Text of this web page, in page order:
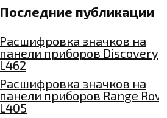
Последние публикации
Расшифровка значков на
панели приборов Discovery
L462
Расшифровка значков на
панели приборов Range Rover
L405